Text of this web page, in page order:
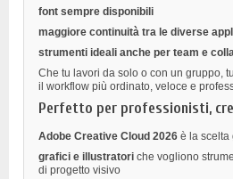
font sempre disponibili
maggiore continuità tra le diverse
strumenti ideali anche per team e
Che tu lavori da solo o con un gruppo,
il workflow più ordinato, veloce e
Perfetto per professionisti,
Adobe Creative Cloud 2026 è la scelta
grafici e illustratori che vogliono
di progetto visivo